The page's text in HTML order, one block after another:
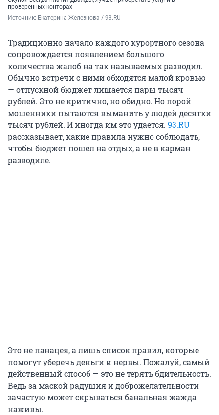
проверенных конторах
Источник: Екатерина Железнова / 93.RU
Традиционно начало каждого курортного сезона
сопровождается появлением большого
количества жалоб на так называемых разводил.
Обычно встречи с ними обходятся малой кровью
— отпускной бюджет лишается пары тысяч
рублей. Это не критично, но обидно. Но порой
мошенники пытаются выманить у людей десятки
тысяч рублей. И иногда им это удается. 93.RU
рассказывает, какие правила нужно соблюдать,
чтобы бюджет пошел на отдых, а не в карман
разводиле.
Это не панацея, а лишь список правил, которые
помогут уберечь деньги и нервы. Пожалуй, самый
действенный способ — это не терять бдительность.
Ведь за маской радушия и доброжелательности
зачастую может скрываться банальная жажда
наживы.